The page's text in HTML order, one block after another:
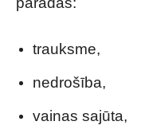
trauksme,
nedrošība,
vainas sajūta,